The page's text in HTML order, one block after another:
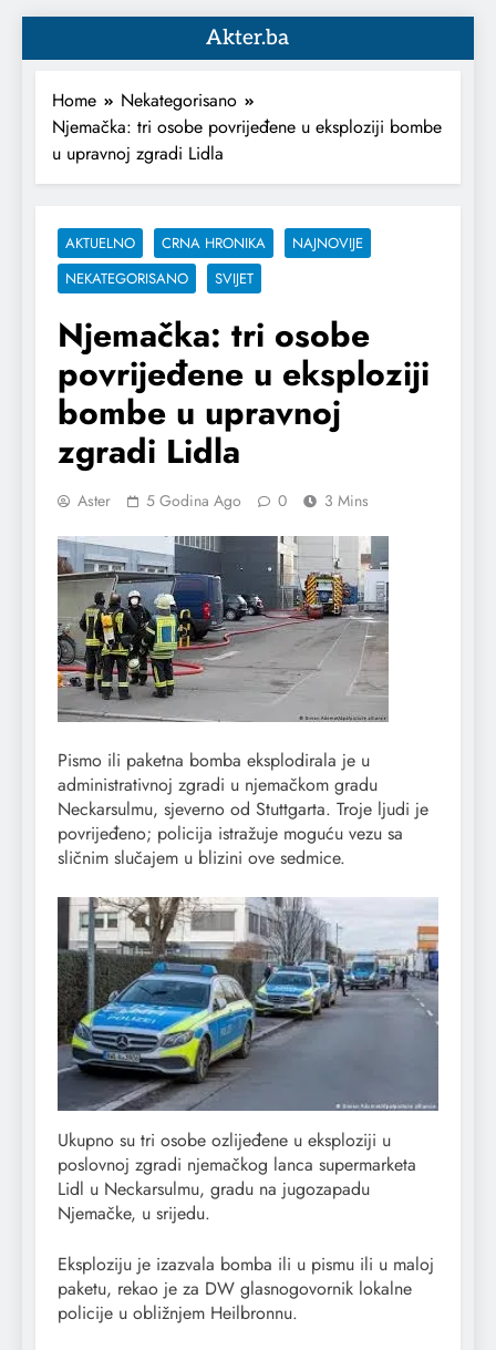
Akter.ba
Home
Nekategorisano
Njemačka: tri osobe povrijeđene u eksploziji bombe
u upravnoj zgradi Lidla
AKTUELNO CRNA HRONIKA
NAJNOVIJE
NEKATEGORISANO
SVIJET
Njemačka: tri osobe
povrijeđene u eksploziji
bombe u upravnoj
zgradi Lidla
Aster 5 Godina Ago 0 3 Mins
Pismo ili paketna bomba eksplodirala je u
administrativnoj zgradi u njemačkom gradu
Neckarsulmu, sjeverno od Stuttgarta. Troje ljudi je
povrijeđeno; policija istražuje moguću vezu sa
sličnim slučajem u blizini ove sedmice.
Ukupno su tri osobe ozlijeđene u eksploziji u
poslovnoj zgradi njemačkog lanca supermarketa
Lidl u Neckarsulmu, gradu na jugozapadu
Njemačke, u srijedu.
Eksploziju je izazvala bomba ili u pismu ili u maloj
paketu, rekao je za DW glasnogovornik lokalne
policije u obližnjem Heilbronnu.